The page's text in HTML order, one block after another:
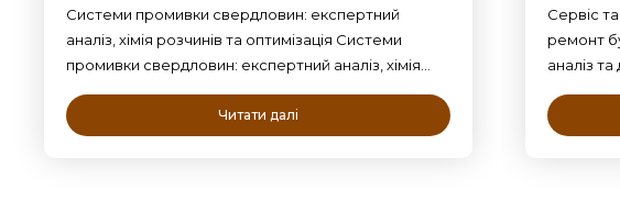
Системи промивки свердловин: експертний
аналіз, хімія розчинів та оптимізація Системи
промивки свердловин: експертний аналіз, хімія…
Читати далі
Сервіс
ремонт
аналіз